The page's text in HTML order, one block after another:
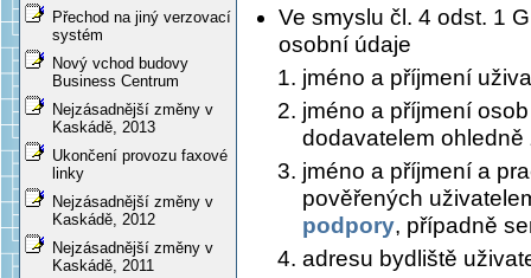
Přechod na jiný verzovací
systém
Nový vchod budovy
Business Centrum
Nejzásadnější změny v
Kaskádě, 2013
Ukončení provozu faxové
linky
Nejzásadnější změny v
Kaskádě, 2012
Nejzásadnější změny v
Kaskádě, 2011
Ve smyslu čl. 4 odst. 1
osobní údaje
jméno a příjmení
jméno a příjmení
dodavatelem
jméno a příjmení a
pověřených
podpory, případně
adresu bydliště